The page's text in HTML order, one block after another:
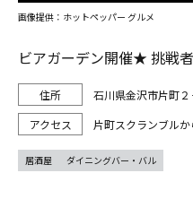
ビアガーデン開催★ 挑戦
石川県金沢市片町
片町スクランブル
画像提供：ホットペッパー グルメ
居酒屋 ダイニングバー・バル